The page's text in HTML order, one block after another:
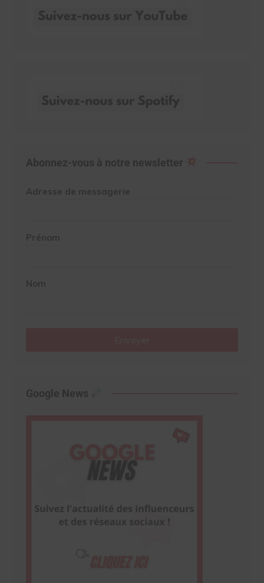
Abonnez-vous à notre newsletter
Adresse de messagerie
Prénom
Nom
Google News